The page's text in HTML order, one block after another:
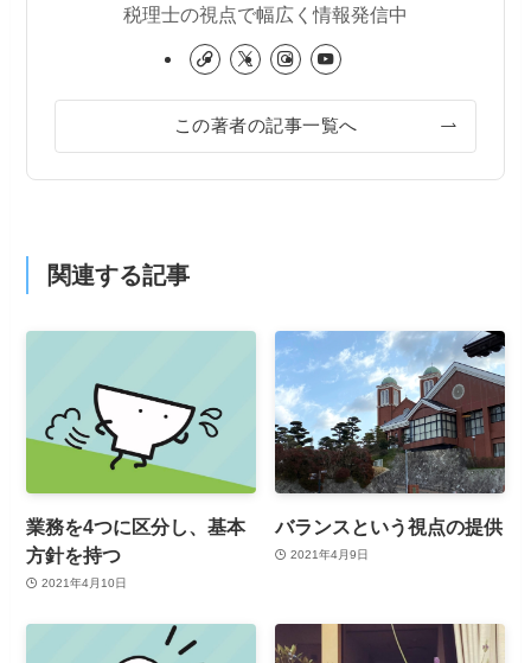
税理士の視点で幅広く情報発信中
この著者の記事一覧へ
関連する記事
業務を4つに区分し、基本
方針を持つ
2021年4月10日
バランスという視点の提供
2021年4月9日